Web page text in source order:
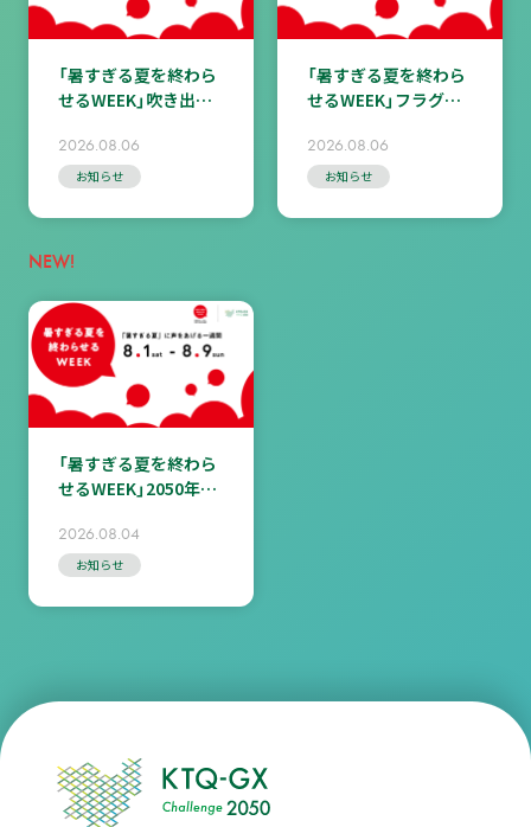
「暑すぎる夏を終わら
せるWEEK」吹き出し
からのコメント掲載
中！＞
2026.08.06
お知らせ
「暑すぎる夏を終わら
せるWEEK」フラグシ
オンライン）ご案内
2026.08.06
お知らせ
NEW!
「暑すぎる夏を終わら
せるWEEK」2050年の
公開
2026.08.04
お知らせ